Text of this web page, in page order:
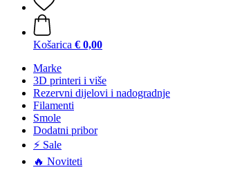
Košarica € 0,00
Marke
3D printeri i više
Rezervni dijelovi i nadogradnje
Filamenti
Smole
Dodatni pribor
⚡ Sale
🔥 Noviteti